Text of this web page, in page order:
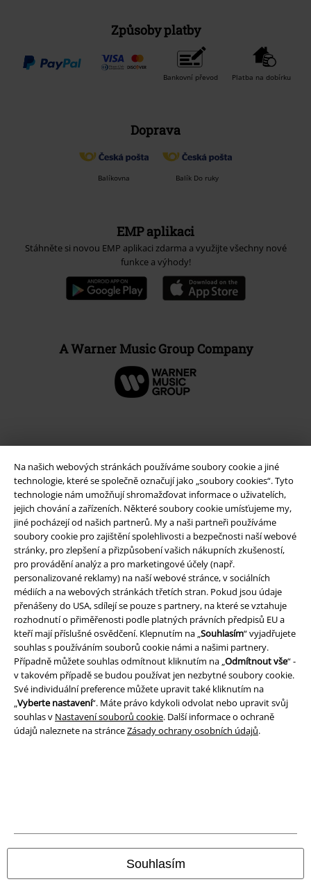
Na našich webových stránkách používáme soubory cookie a jiné
technologie, které se společně označují jako „soubory cookies“. Tyto
technologie nám umožňují shromažďovat informace o uživatelích,
jejich chování a zařízeních. Některé soubory cookie umísťujeme my,
jiné pocházejí od našich partnerů. My a naši partneři používáme
soubory cookie pro zajištění spolehlivosti a bezpečnosti naší webové
stránky, pro zlepšení a přizpůsobení vašich nákupních zkušeností,
pro provádění analýz a pro marketingové účely (např.
personalizované reklamy) na naší webové stránce, v sociálních
médiích a na webových stránkách třetích stran. Pokud jsou údaje
přenášeny do USA, sdílejí se pouze s partnery, na které se vztahuje
rozhodnutí o přiměřenosti podle platných právních předpisů EU a
kteří mají příslušné osvědčení. Klepnutím na „ Souhlasím“ vyjadřujete
souhlas s používáním souborů cookie námi a našimi partnery.
Případně můžete souhlas odmítnout kliknutím na „ Odmítnout vše“ -
v takovém případě se budou používat jen nezbytné soubory cookie.
Své individuální preference můžete upravit také kliknutím na
Vyberte nastavení“. Máte právo kdykoli odvolat nebo upravit svůj
souhlas v Nastavení souborů cookie. Další informace o ochraně
údajů naleznete na stránceZásady ochrany osobních údajů.
Souhlasím
Způsoby platby
Bankovní převod Platba na dobírku
Doprava
Balíkovna Balík Do ruky
EMP aplikaci
Stáhněte si novou EMP aplikaci zdarma a využijte všechny nové
funkce a výhody!
A Warner Music Group Company
Právní informace
Podmínky
Prohlášení
Ochrana osobních údajů
Likvidace odpadu a ochrana životního prostředí
Prohlášení o shodě
Informace o přístupnosti